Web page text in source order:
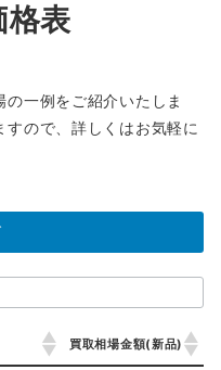
格表
一例をご紹介いたしま
ので、詳しくはお気軽に
買取相場金額(新品)